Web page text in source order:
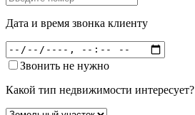
Дата и время звонка клиенту
Звонить не нужно
Какой тип недвижимости интересует?